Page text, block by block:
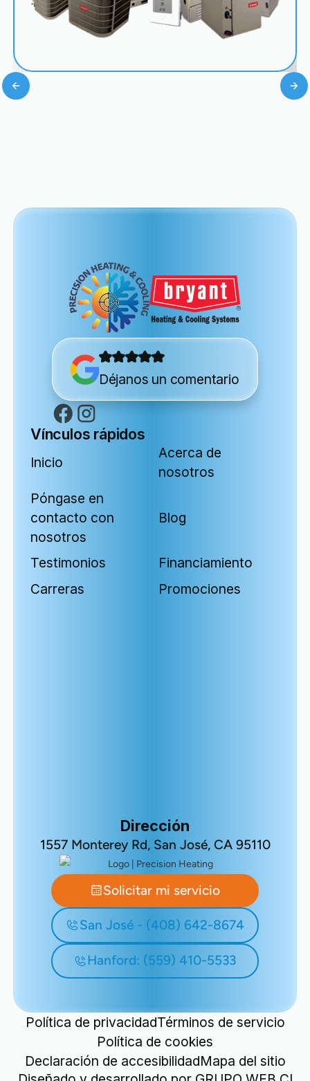
Déjanos un comentario
Vínculos rápidos
Inicio
Acerca de
nosotros
Póngase en
contacto con
nosotros
Blog
Testimonios
Financiamiento
Carreras
Promociones
Dirección
1557 Monterey Rd, San José, CA 95110
Solicitar mi servicio
San José - (408) 642-8674
Hanford: (559) 410-5533
Política de privacidadTérminos de servicio
Política de cookies
Declaración de accesibilidadMapa del sitio